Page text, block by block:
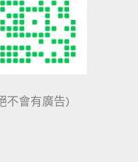
不會有廣告)